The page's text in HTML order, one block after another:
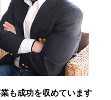
も成功を収めています